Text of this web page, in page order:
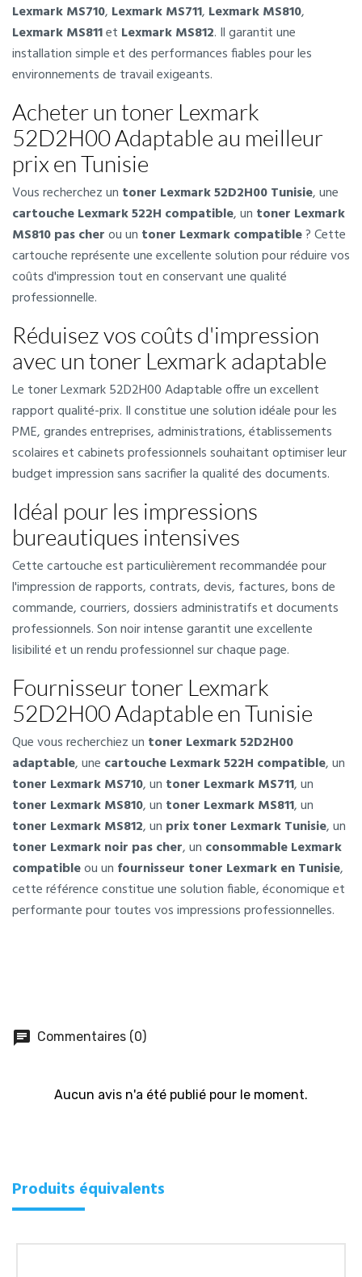
Lexmark MS710, Lexmark MS711, Lexmark MS810,
Lexmark MS811et Lexmark MS812. Il garantit une
installation simple et des performances fiables pour les
environnements de travail exigeants.
Acheter un toner Lexmark
52D2H00 Adaptable au meilleur
prix en Tunisie
Vous recherchez un toner Lexmark 52D2H00 Tunisie, une
cartouche Lexmark 522H compatible, un toner Lexmark
MS810 pas cherou un toner Lexmark compatible? Cette
cartouche représente une excellente solution pour réduire vos
coûts d'impression tout en conservant une qualité
professionnelle.
Réduisez vos coûts d'impression
avec un toner Lexmark adaptable
Le toner Lexmark 52D2H00 Adaptable offre un excellent
rapport qualité-prix. Il constitue une solution idéale pour les
PME, grandes entreprises, administrations, établissements
scolaires et cabinets professionnels souhaitant optimiser leur
budget impression sans sacrifier la qualité des documents.
Idéal pour les impressions
bureautiques intensives
Cette cartouche est particulièrement recommandée pour
l'impression de rapports, contrats, devis, factures, bons de
commande, courriers, dossiers administratifs et documents
professionnels. Son noir intense garantit une excellente
lisibilité et un rendu professionnel sur chaque page.
Fournisseur toner Lexmark
52D2H00 Adaptable en Tunisie
Que vous recherchiez un toner Lexmark 52D2H00
adaptable, une cartouche Lexmark 522H compatible, un
toner Lexmark MS710, un toner Lexmark MS711, un
toner Lexmark MS810, un toner Lexmark MS811, un
toner Lexmark MS812, un prix toner Lexmark Tunisie, un
toner Lexmark noir pas cher, un consommable Lexmark
compatibleou un fournisseur toner Lexmark en Tunisie,
cette référence constitue une solution fiable, économique et
performante pour toutes vos impressions professionnelles.
chat Commentaires (0)
Aucun avis n'a été publié pour le moment.
Produits équivalents